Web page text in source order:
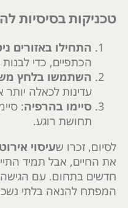
טכניקות בסיסיות
התחילו באזורים
הכתפיים, כדי לבנות
השתמשו בלחץ
עדינות לכאלה יותר
סיימו בהרפיה:
תחושת רוגע.
לסיום, זכרו שעיסוי
את החיים, אבל תמיד
חדשים בתחום. עם הגישה
המפתח להנאה בלתי